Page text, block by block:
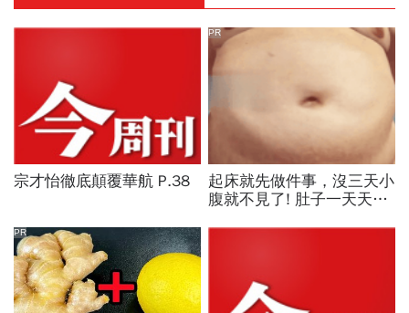
宗才怡徹底顛覆華航 P.38
起床就先做件事，沒三天小
腹就不見了! 肚子一天天變
PR
PR